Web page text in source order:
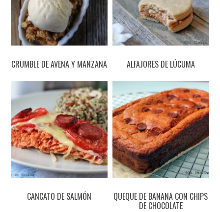
CRUMBLE DE AVENA Y MANZANA ALFAJORES DE LÚCUMA
CANCATO DE SALMÓN QUEQUE DE BANANA CON CHIPS
DE CHOCOLATE